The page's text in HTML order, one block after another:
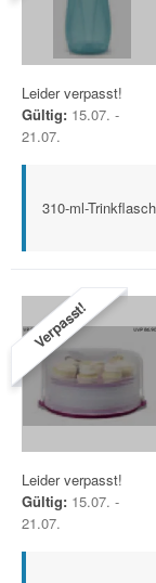
Leider verpasst!
Gültig: 15.07. -
21.07.
310-ml-
Verpasst!
Leider verpasst!
Gültig: 15.07. -
21.07.